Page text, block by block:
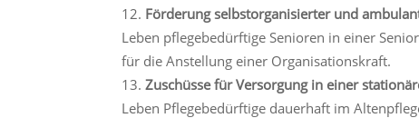
Förderung selbstorganisierter und
Leben pflegebedürftige Senioren in einer
für die Anstellung einer Organisationskraft.
Zuschüsse für Versorgung in einer
Leben Pflegebedürftige dauerhaft im